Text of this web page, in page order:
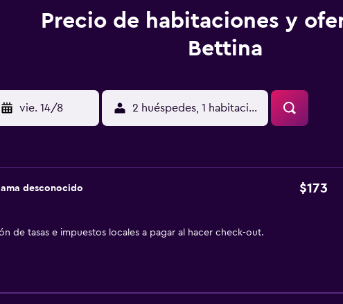
Precio de habitaciones y
Bettina
vie. 14/8 2 huéspedes, 1 habitación
desconocido $173
de tasas e impuestos locales a pagar al hacer check-out.